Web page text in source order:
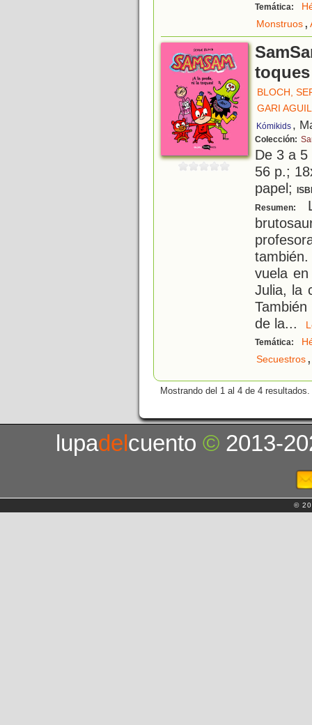
Temática:
Monstruos,
toques
BLOCH,
GARI
Kómikids ,
Colección:
De 3 a
56 p.;
papel;
Resumen:
vuela
Julia, la
de la...
Temática:
Secuestros,
Mostrando del 1 al 4 de 4 resultados.
lupadelcuento© 2013-
©